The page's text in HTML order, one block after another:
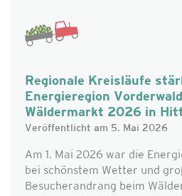
Regionale Kreisläufe
Energieregion
Wäldermarkt 2026 in
Veröffentlicht am 5. Mai 2026
Am 1. Mai 2026 war die
bei schönstem Wetter und
Besucherandrang beim